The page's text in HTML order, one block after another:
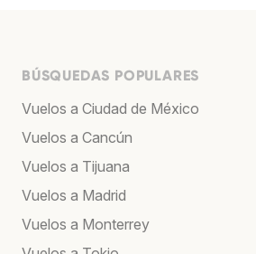
BÚSQUEDAS POPULARES
Vuelos a Ciudad de México
Vuelos a Cancún
Vuelos a Tijuana
Vuelos a Madrid
Vuelos a Monterrey